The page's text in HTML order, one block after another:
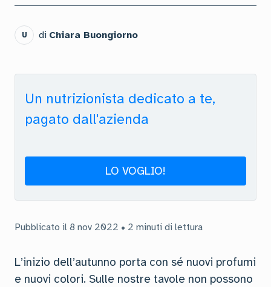
U di Chiara Buongiorno
Un nutrizionista dedicato a te,
pagato dall'azienda
LO VOGLIO!
Pubblicato il 8 nov 2022 • 2 minuti di lettura
L’inizio dell’autunno porta con sé nuovi profumi
e nuovi colori. Sulle nostre tavole non possono